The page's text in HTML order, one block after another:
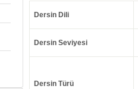
Dersin Dili
Dersin Seviyesi
Dersin Türü